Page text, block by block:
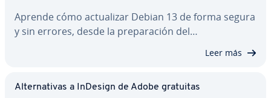
Aprende cómo ac­tua­li­zar Debian 13 de forma segura
y sin errores, desde la pre­pa­ra­ción del…
Leer más
Al­te­r­na­ti­vas a InDesign de Adobe gratuitas